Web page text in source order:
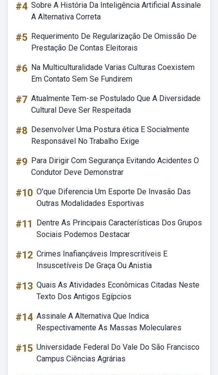
#4 Sobre A História Da Inteligência Artificial Assinale
A Alternativa Correta
#5 Requerimento De Regularização De Omissão De
Prestação De Contas Eleitorais
#6 Na Multiculturalidade Varias Culturas Coexistem
Em Contato Sem Se Fundirem
#7 Atualmente Tem-se Postulado Que A Diversidade
Cultural Deve Ser Respeitada
#8 Desenvolver Uma Postura ética E Socialmente
Responsável No Trabalho Exige
#9 Para Dirigir Com Segurança Evitando Acidentes O
Condutor Deve Demonstrar
#10 O'que Diferencia Um Esporte De Invasão Das
Outras Modalidades Esportivas
#11
Dentre As Principais Características Dos Grupos
Sociais Podemos Destacar
#12 Crimes Inafiançáveis Imprescritíveis E
Insuscetíveis De Graça Ou Anistia
#13 Quais As Atividades Econômicas Citadas Neste
Texto Dos Antigos Egípcios
#14 Assinale A Alternativa Que Indica
Respectivamente As Massas Moleculares
#15 Universidade Federal Do Vale Do São Francisco
Campus Ciências Agrárias